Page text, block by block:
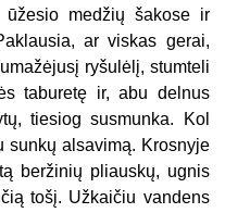
ūžesio medžių šakose ir
ar viskas gerai,
ryšulėlį, stumteli
taburetę ir, abu delnus
tiesiog susmunka. Kol
sunkų alsavimą. Krosnyje
beržinių pliauskų, ugnis
tošį. Užkaičiu vandens